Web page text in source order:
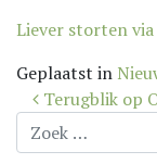
Liever storten
Geplaatst in
Bericht
navigatie
Terugblik op
Zoek
naar: